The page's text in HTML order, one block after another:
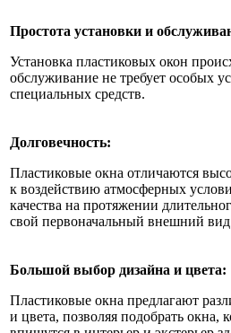
Простота установки и
Установка пластиковых окон
обслуживание не требует особых
специальных средств.
Долговечность:
Пластиковые окна отличаются
к воздействию атмосферных
качества на протяжении
свой первоначальный внешний
Большой выбор дизайна и цвета:
Пластиковые окна предлагают
и цвета, позволяя подобрать окна,